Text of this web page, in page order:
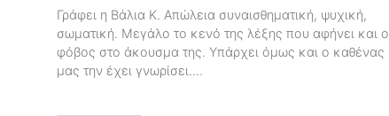
Γράφει η Βάλια Κ. Απώλεια συναισθηματική, ψυχική,
σωματική. Μεγάλο το κενό της λέξης που αφήνει και ο
φόβος στο άκουσμα της. Υπάρχει όμως και ο καθένας
μας την έχει γνωρίσει.…